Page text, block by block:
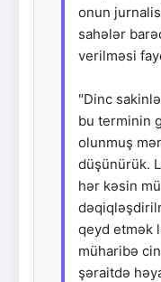
onun
sahələr
verilməsi
"Dinc
bu terminin
olunmuş
düşünürük.
hər kəsin
qeyd etmək
müharibə
şəraitdə